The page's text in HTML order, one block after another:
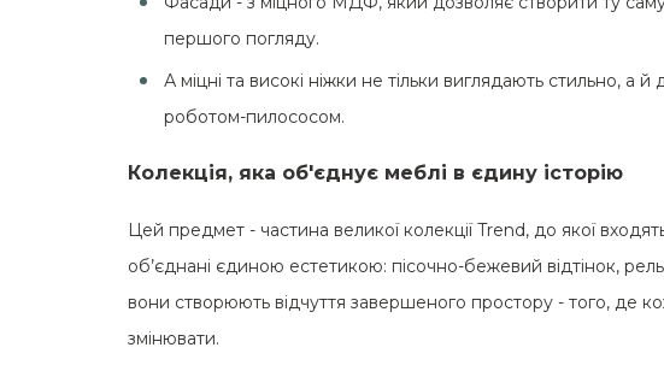
першого погляду.
А міцні та високі ніжки не тільки виглядають стильно, а
роботом-пилососом.
Колекція, яка об'єднує меблі в єдину історію
Цей предмет - частина великої колекції Trend, до якої
об’єднані єдиною естетикою: пісочно-бежевий відтінок,
вони створюють відчуття завершеного простору - того, де
змінювати.